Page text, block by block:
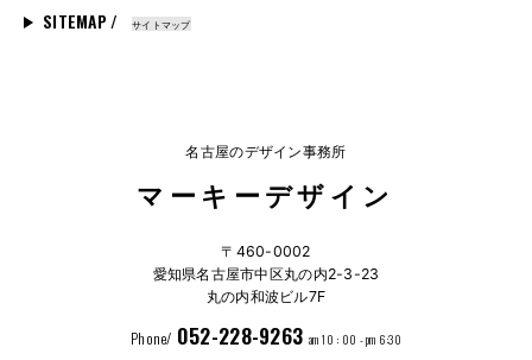
SITEMAP / サイトマップ
名古屋のデザイン事務所
マーキーデザイン
〒460-0002
愛知県名古屋市中区丸の内2-3-23
丸の内和波ビル7F
Phone/ 052-228-9263 am 10 : 00 - pm 6:30